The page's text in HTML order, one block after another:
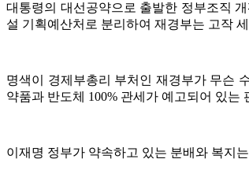
대통령의 대선공약으로 출발한 정부조직
설 기획예산처로 분리하여 재경부는 고작
명색이 경제부총리 부처인 재경부가 무슨
약품과 반도체 100% 관세가 예고되어 있
이재명 정부가 약속하고 있는 분배와 복지